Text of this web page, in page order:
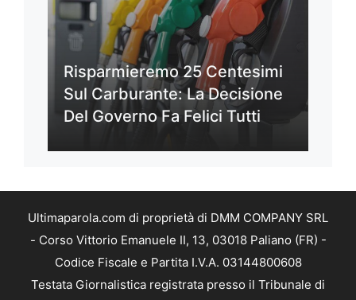
Risparmieremo 25 Centesimi
Sul Carburante: La Decisione
Del Governo Fa Felici Tutti
Ultimaparola.com di proprietà di DMM COMPANY SRL
- Corso Vittorio Emanuele II, 13, 03018 Paliano (FR) -
Codice Fiscale e Partita I.V.A. 03144800608
Testata Giornalistica registrata presso il Tribunale di